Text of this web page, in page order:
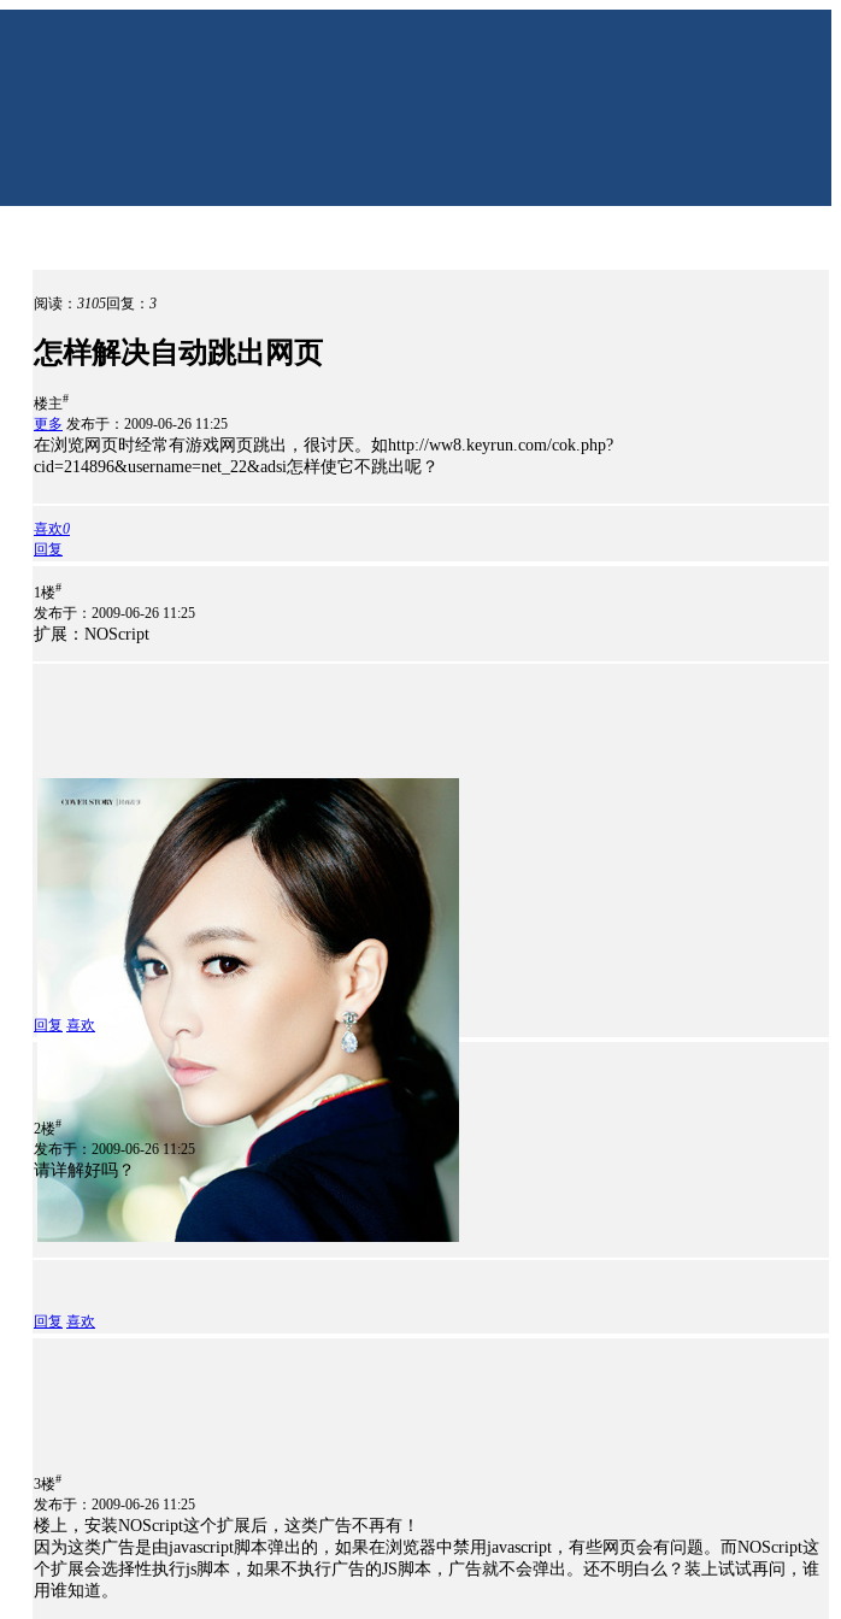
阅读： 3105回复： 3
怎样解决自动跳出网页
楼主#
更多 发布于：2009-06-26 11:25
在浏览网页时经常有游戏网页跳出，很讨厌。如http://ww8.keyrun.com/cok.php?
cid=214896&username=net_22&adsi怎样使它不跳出呢？
喜欢0
回复
1楼#
发布于：2009-06-26 11:25
扩展：NOScript
回复 喜欢
2楼#
发布于：2009-06-26 11:25
请详解好吗？
回复 喜欢
3楼#
发布于：2009-06-26 11:25
楼上，安装NOScript这个扩展后，这类广告不再有！
因为这类广告是由javascript脚本弹出的，如果在浏览器中禁用javascript，有些网页会有问题。而NOScript这
个扩展会选择性执行js脚本，如果不执行广告的JS脚本，广告就不会弹出。还不明白么？装上试试再问，谁
用谁知道。